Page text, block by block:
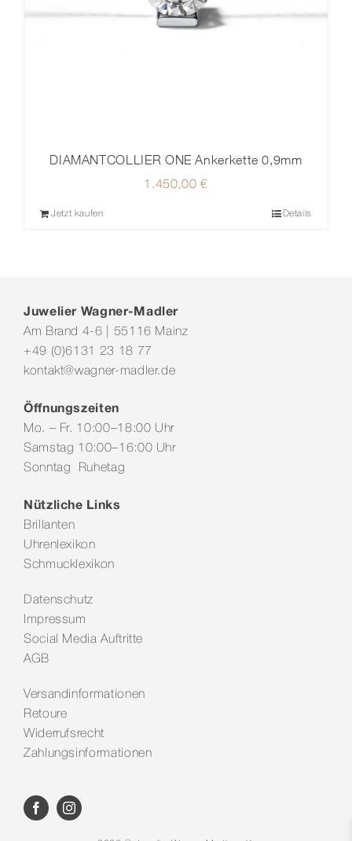
DIAMANTCOLLIER ONE Ankerkette 0,9mm
1.450,00€
Jetzt kaufen Details
Juwelier Wagner-Madler
Am Brand 4-6 | 55116 Mainz
+49 (0)6131 23 18 77
kontakt@wagner-madler.de
Öffnungszeiten
Mo. – Fr. 10:00–18:00 Uhr
Samstag 10:00–16:00 Uhr
Sonntag Ruhetag
Nützliche Links
Brillanten
Uhrenlexikon
Schmucklexikon
Datenschutz
Impressum
Social Media Auftritte
AGB
Versandinformationen
Retoure
Widerrufsrecht
Zahlungsinformationen